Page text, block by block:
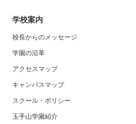
学校案内
校長からのメッセージ
学園の沿革
アクセスマップ
キャンパスマップ
スクール・ポリシー
玉手山学園紹介